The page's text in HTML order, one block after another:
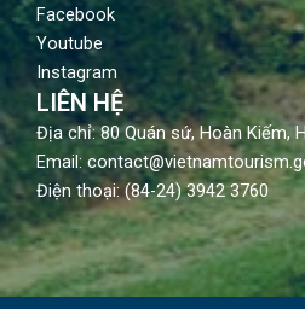
Facebook
Youtube
Instagram
LIÊN HỆ
Địa chỉ: 80 Quán sứ, Hoàn Kiếm,
Email:
Điện thoại: (84-24) 3942 3760